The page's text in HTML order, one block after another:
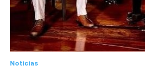
Noticias